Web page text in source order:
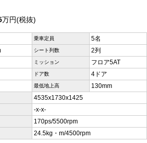
万円(税抜)
乗車定員 5名
シート列数 2列
ミッション フロア5AT
ドア数 4ドア
最低地上高 130mm
4535x1730x1425
-x-x-
170ps/5500rpm
24.5kg・m/4500rpm